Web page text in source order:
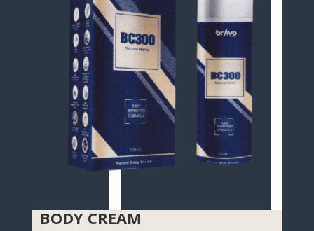
BODY CREAM